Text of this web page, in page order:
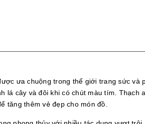
ưa chuộng trong thế giới trang sức và
lá cây và đôi khi có chút màu tím. Thạch
tăng thêm vẻ đẹp cho món đồ.